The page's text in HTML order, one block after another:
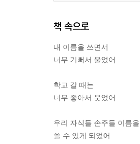
책 속으로
내 이름을 쓰면서
너무 기뻐서 울었어
학교 갈 때는
너무 좋아서 웃었어
우리 자식들 손주들 이름
쓸 수 있게 되었어